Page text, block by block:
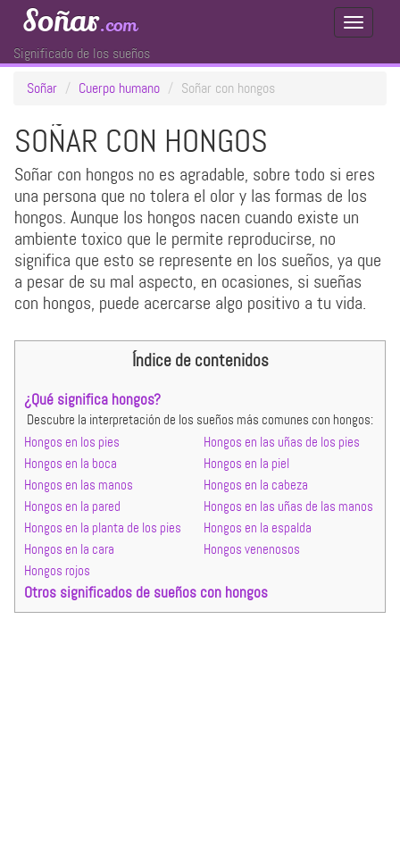
Toggle
Soñar.com
Significado de los sueños
Soñar
Cuerpo humano Soñar con hongos
SOÑAR CON HONGOS
Soñar con hongos no es agradable, sobre todo si eres
una persona que no tolera el olor y las formas de los
hongos. Aunque los hongos nacen cuando existe un
ambiente toxico que le permite reproducirse, no
significa que esto se represente en los sueños, ya que
a pesar de su mal aspecto, en ocasiones, si sueñas
con hongos, puede acercarse algo positivo a tu vida.
Índice de contenidos
¿Qué significa hongos?
Descubre la interpretación de los sueños más comunes con hongos:
Hongos en los pies
Hongos en las uñas de los pies
Hongos en la boca
Hongos en la piel
Hongos en las manos
Hongos en la cabeza
Hongos en la pared
Hongos en las uñas de las manos
Hongos en la planta de los pies
Hongos en la espalda
Hongos en la cara
Hongos venenosos
Hongos rojos
Otros significados de sueños con hongos